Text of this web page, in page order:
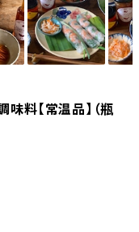
味料【常温品】（瓶